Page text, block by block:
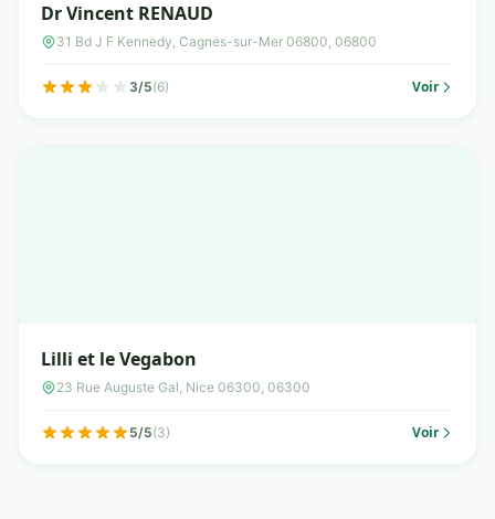
Dr Vincent RENAUD
31 Bd J F Kennedy, Cagnes-sur-Mer 06800, 06800
3/5(6) Voir
Lilli et le Vegabon
23 Rue Auguste Gal, Nice 06300, 06300
5/5(3) Voir